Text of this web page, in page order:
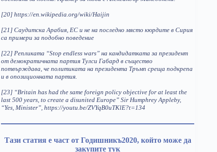
[20] https://en.wikipedia.org/wiki/Haijin
[21] Саудитска Арабия, ЕС и не на последно място кюрдите в Сирия
са примери за подобно поведение
[22] Репликата “Stop endless wars” на кандидатката за президент
от демократичната партия Тулси Габард в същество
потвърждава, че политиката на президента Тръмп среща подкрепа
и в опозиционната партия.
[23] “Britain has had the same foreign policy objective for at least the
last 500 years, to create a disunited Europe” Sir Humphrey Appleby,
“Yes, Minister”, https://youtu.be/ZVYqB0uTKlE?t=134
Тази статия е част от Годишникъ2020, който може да
закупите тук